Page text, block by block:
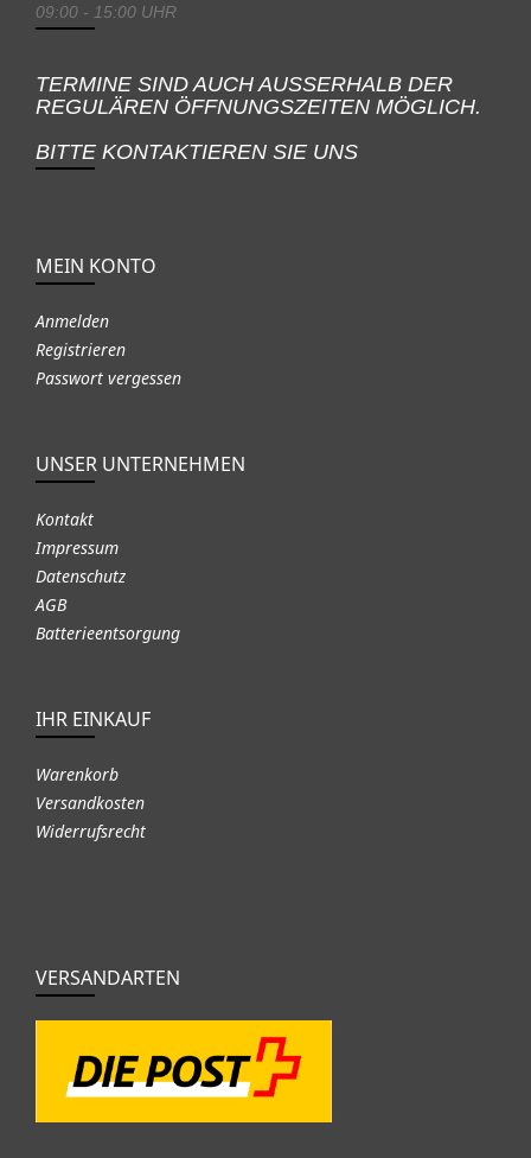
09:00 - 15:00 UHR
TERMINE SIND AUCH AUSSERHALB DER
REGULÄREN ÖFFNUNGSZEITEN MÖGLICH.
BITTE KONTAKTIEREN SIE UNS
MEIN KONTO
Anmelden
Registrieren
Passwort vergessen
UNSER UNTERNEHMEN
Kontakt
Impressum
Datenschutz
AGB
Batterieentsorgung
IHR EINKAUF
Warenkorb
Versandkosten
Widerrufsrecht
VERSANDARTEN